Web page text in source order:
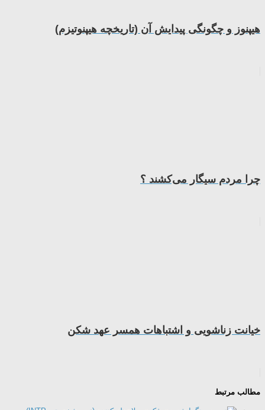
هیپنوز و چگونگی پیدایش آن (تاریخچه هیپنوتیزم)
ﭼﺮا ﻣﺮدم ﺳﯿﮕﺎر ﻣﻰﮐﺸﻨﺪ ؟
خیانت زناشویی و اشتباهات همسر عهد شکن
مطالب مرتبط